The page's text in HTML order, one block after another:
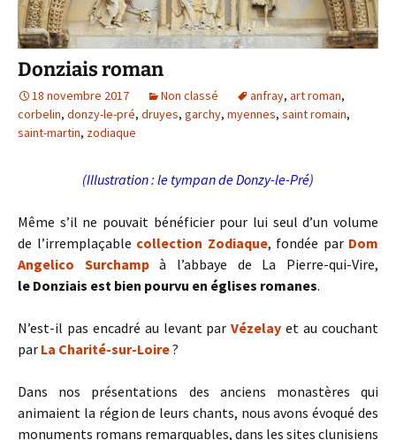
Donziais roman
18 novembre 2017 Non classé anfray, art roman,
corbelin, donzy-le-pré, druyes, garchy, myennes, saint romain,
saint-martin, zodiaque
(Illustration : le tympan de Donzy-le-Pré)
Même s’il ne pouvait bénéficier pour lui seul d’un volume
de l’irremplaçable collection Zodiaque, fondée par Dom
Angelico Surchampà l’abbaye de La Pierre-qui-Vire,
le Donziais est bien pourvu en églises romanes.
N’est-il pas encadré au levant parVézelay et au couchant
par La Charité-sur-Loire?
Dans nos présentations des anciens monastères qui
animaient la région de leurs chants, nous avons évoqué des
monuments romans remarquables, dans les sites clunisiens